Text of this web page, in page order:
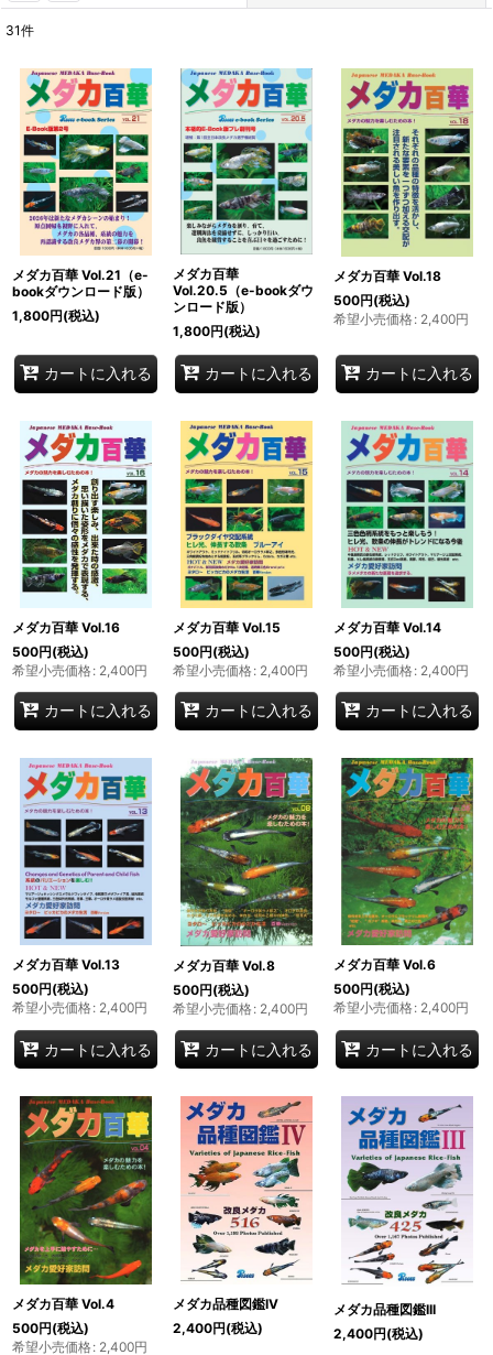
並び順:
絞り込む
31件
メダカ百華 Vol.21（e-
bookダウンロード版）
1,800円(税込)
カートに入れる
メダカ百華
Vol.20.5（e-bookダウ
ンロード版）
1,800円(税込)
カートに入れる
メダカ百華 Vol.18
500円(税込)
希望小売価格: 2,400円
カートに入れる
メダカ百華 Vol.16
500円(税込)
希望小売価格: 2,400円
カートに入れる
メダカ百華 Vol.15
500円(税込)
希望小売価格: 2,400円
カートに入れる
メダカ百華 Vol.14
500円(税込)
希望小売価格: 2,400円
カートに入れる
メダカ百華 Vol.13
500円(税込)
希望小売価格: 2,400円
カートに入れる
メダカ百華 Vol.8
500円(税込)
希望小売価格: 2,400円
カートに入れる
メダカ百華 Vol.6
500円(税込)
希望小売価格: 2,400円
カートに入れる
メダカ百華 Vol.4
500円(税込)
希望小売価格: 2,400円
メダカ品種図鑑IV
2,400円(税込)
メダカ品種図鑑III
2,400円(税込)